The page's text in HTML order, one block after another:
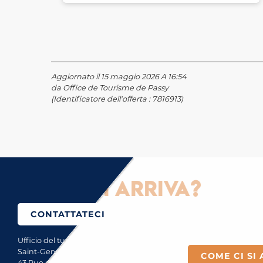
Aggiornato il 15 maggio 2026 A 16:54
da Office de Tourisme de Passy
(Identificatore dell'offerta : 7816913)
ci si arriva?
CONTATTATECI
Ufficio del turismo di
Saint-Gervais Mont-Blanc
COME CI SI